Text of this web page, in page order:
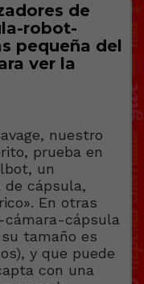
de
robot-
pequeña del
ver la
nuestro
prueba en
un
de cápsula,
En otras
cápsula
tamaño es
y que puede
con una